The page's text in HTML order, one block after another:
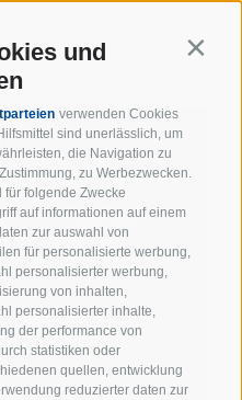
und
verwenden Cookies
sind unerlässlich, um
die Navigation zu
zu Werbezwecken.
folgende Zwecke
auf informationen auf einem
zur auswahl von
für personalisierte werbung,
personalisierter werbung,
von inhalten,
personalisierter inhalte,
der performance von
statistiken oder
quellen, entwicklung
reduzierter daten zur
TABELLE